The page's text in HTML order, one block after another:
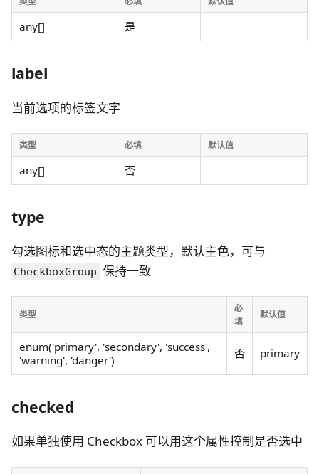
any[] 是
label
当前选项的标签文字
类型 必填 默认值
any[] 否
type
勾选图标和选中态的主题类型，默认主色，可与
CheckboxGroup 保持一致
类型
必
填
默认值
enum('primary', 'secondary', 'success',
'warning', 'danger')
否 primary
checked
如果单独使用 Checkbox 可以用这个属性控制是否选中